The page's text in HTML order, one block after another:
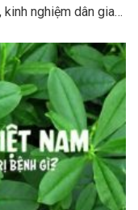
nghiệm dân gian